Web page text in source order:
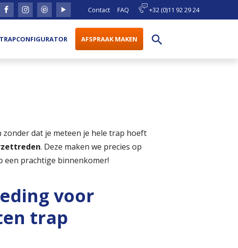
Contact FAQ +32 (0)11 92 29 24
TRAPCONFIGURATOR AFSPRAAK MAKEN search
dat je meteen je hele trap hoeft
. Deze maken we precies op
een prachtige binnenkomer!
voor
trap